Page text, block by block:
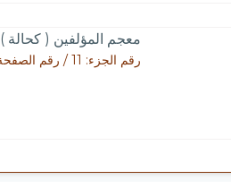
معجم المؤلفين ( كحالة )
رقم الجزء: 11 / رقم الصفحة: 181